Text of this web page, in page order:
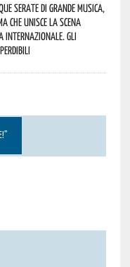
serate di grande musica,
che unisce la scena
Gli